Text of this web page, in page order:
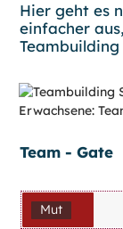
Hier geht es
einfacher
Team - Gate
Mut